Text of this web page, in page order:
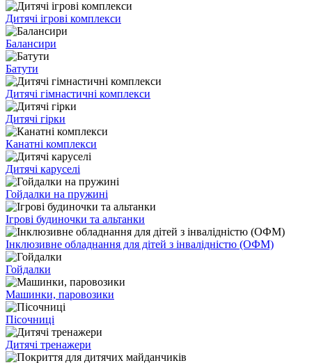
Дитячі ігрові комплекси
Балансири
Батути
Дитячі гімнастичні комплекси
Дитячі гірки
Канатні комплекси
Дитячі каруселі
Гойдалки на пружині
Ігрові будиночки та альтанки
Інклюзивне обладнання для дітей з інвалідністю (ОФМ)
Гойдалки
Машинки, паровозики
Пісочниці
Дитячі тренажери